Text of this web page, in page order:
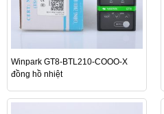
Winpark GT8-BTL210-COOO-X
đồng hồ nhiệt